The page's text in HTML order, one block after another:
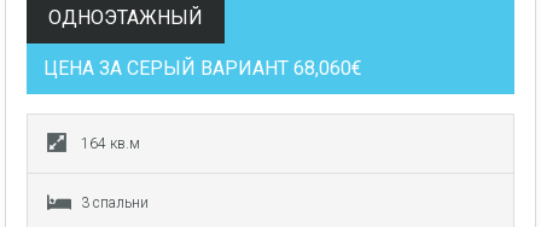
ОДНОЭТАЖНЫЙ
ЦЕНА ЗА СЕРЫЙ ВАРИАНТ 68,060€
164 кв.м
3 спальни